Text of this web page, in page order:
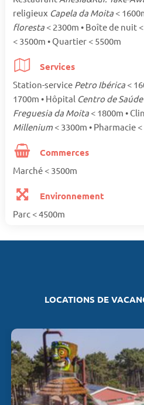
religieux Capela da Moita <
floresta < 2300m • Boîte de nuit
< 3500m • Quartier < 5500m
Services
Station-service Petro Ibérica <
1700m • Hôpital Centro de Saúde
Freguesia da Moita < 1800m •
Millenium < 3300m • Pharmacie
Commerces
Marché < 3500m
Environnement
Parc < 4500m
LOCATIONS DE